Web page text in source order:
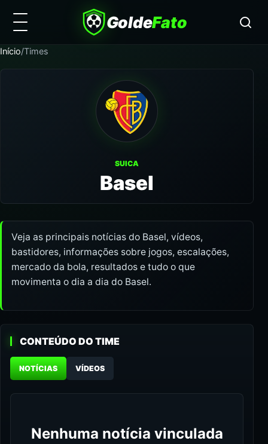
GoldeFato
Início/Times
SUICA
Basel
Veja as principais notícias do Basel, vídeos,
bastidores, informações sobre jogos, escalações,
mercado da bola, resultados e tudo o que
movimenta o dia a dia do Basel.
CONTEÚDO DO TIME
NOTÍCIAS VÍDEOS
Nenhuma notícia vinculada